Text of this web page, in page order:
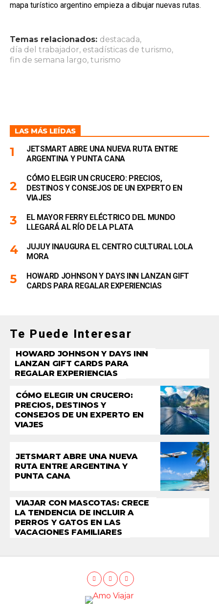
mapa turístico argentino empieza a dibujar nuevas rutas.
Temas relacionados: destacada,
día del trabajador, estadísticas de turismo,
fin de semana largo, turismo
LAS MÁS LEÍDAS
JETSMART ABRE UNA NUEVA RUTA ENTRE
ARGENTINA Y PUNTA CANA
CÓMO ELEGIR UN CRUCERO: PRECIOS,
DESTINOS Y CONSEJOS DE UN EXPERTO EN
VIAJES
EL MAYOR FERRY ELÉCTRICO DEL MUNDO
LLEGARÁ AL RÍO DE LA PLATA
JUJUY INAUGURA EL CENTRO CULTURAL LOLA
MORA
HOWARD JOHNSON Y DAYS INN LANZAN GIFT
CARDS PARA REGALAR EXPERIENCIAS
Te Puede Interesar
HOWARD JOHNSON Y DAYS INN
LANZAN GIFT CARDS PARA
REGALAR EXPERIENCIAS
CÓMO ELEGIR UN CRUCERO:
PRECIOS, DESTINOS Y
CONSEJOS DE UN EXPERTO EN
VIAJES
JETSMART ABRE UNA NUEVA
RUTA ENTRE ARGENTINA Y
PUNTA CANA
VIAJAR CON MASCOTAS: CRECE
LA TENDENCIA DE INCLUIR A
PERROS Y GATOS EN LAS
VACACIONES FAMILIARES